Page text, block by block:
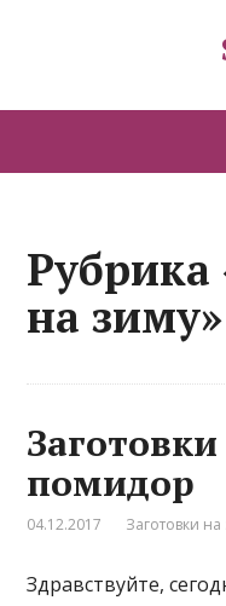
Рубрика
на зиму»
помидор
04.12.2017 Заготовки
Здравствуйте,